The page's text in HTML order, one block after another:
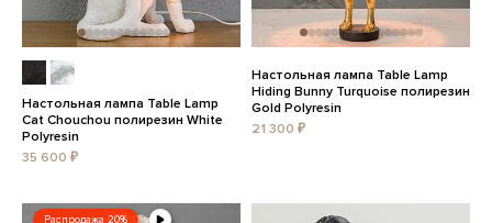
Настольная лампа Table Lamp
Cat Chouchou полирезин White
Polyresin
35 600 ₽
Настольная лампа Table Lamp
Hiding Bunny Turquoise полирезин
Gold Polyresin
21 300 ₽
Распродажа 20%